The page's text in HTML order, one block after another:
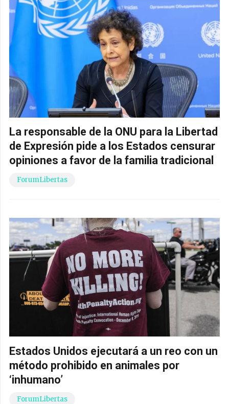
La responsable de la ONU para la Libertad
de Expresión pide a los Estados censurar
opiniones a favor de la familia tradicional
ForumLibertas
Estados Unidos ejecutará a un reo con un
método prohibido en animales por
‘inhumano’
ForumLibertas